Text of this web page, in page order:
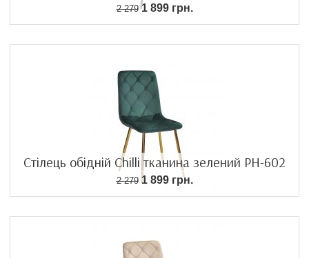
2 2791 899 грн.
Стілець обідній Chilli тканина зелений PH-602
2 2791 899 грн.